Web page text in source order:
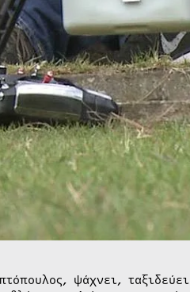
ψάχνει,